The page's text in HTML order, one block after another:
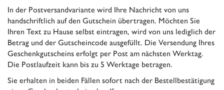
In der Postversandvariante wird Ihre Nachricht von uns
handschriftlich auf den Gutschein übertragen. Möchten Sie
Ihren Text zu Hause selbst eintragen, wird von uns lediglich der
Betrag und der Gutscheincode ausgefüllt. Die Versendung Ihres
Geschenkgutscheins erfolgt per Post am nächsten Werktag.
Die Postlaufzeit kann bis zu 5 Werktage betragen.
Sie erhalten in beiden Fällen sofort nach der Bestellbestätigung